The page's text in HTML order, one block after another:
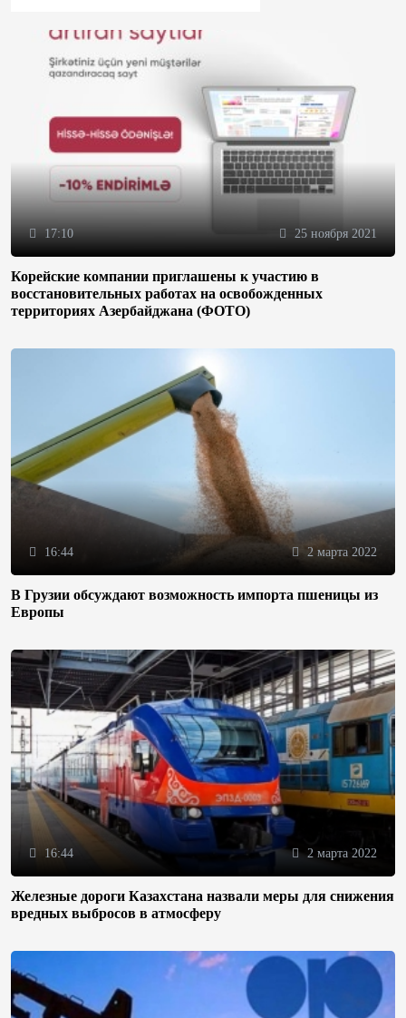
17:10 25 ноября 2021
Корейские компании приглашены к участию в
восстановительных работах на освобожденных
территориях Азербайджана (ФОТО)
16:44 2 марта 2022
В Грузии обсуждают возможность импорта пшеницы из
Европы
16:44 2 марта 2022
Железные дороги Казахстана назвали меры для снижения
вредных выбросов в атмосферу